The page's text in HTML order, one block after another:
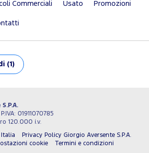
Commerciali Usato Promozioni
(1)
01911070785
120.000 i.v.
Italia
Privacy Policy Giorgio Aversente S.P.A.
cookie
Termini e condizioni